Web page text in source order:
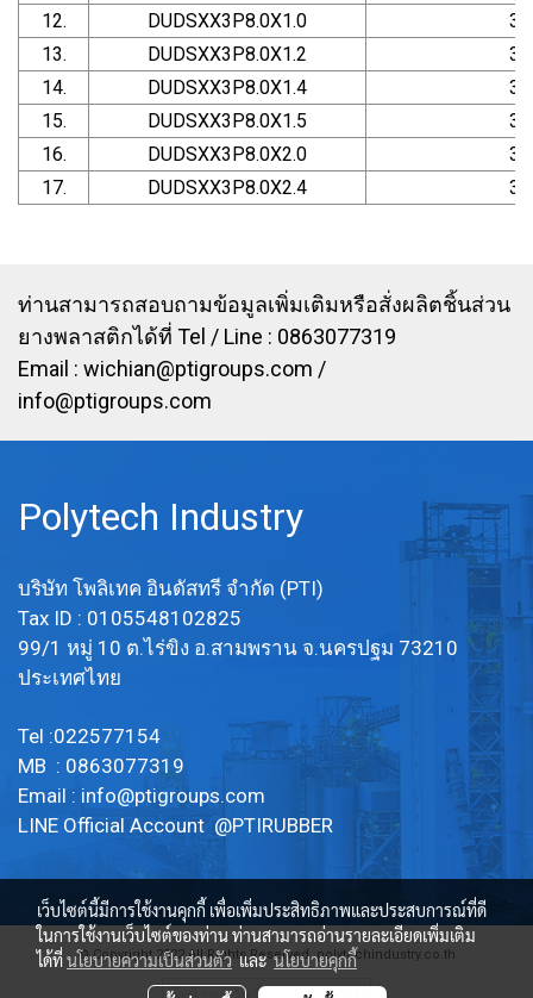
12.
DUDSXX3P8.0X1.0
3
13.
DUDSXX3P8.0X1.2
3
14.
DUDSXX3P8.0X1.4
3
15.
DUDSXX3P8.0X1.5
3
16.
DUDSXX3P8.0X2.0
3
17.
DUDSXX3P8.0X2.4 3
ท่านสามารถสอบถามข้อมูลเพิ่มเติมหรือสั่งผลิตชิ้นส่วน
ยางพลาสติกได้ที่ Tel / Line : 0863077319
Email : wichian@ptigroups.com /
info@ptigroups.com
Polytech Industry
บริษัท โพลิเทค อินดัสทรี จำกัด (PTI)
Tax ID : 0105548102825
99/1 หมู่ 10 ต.ไร่ขิง อ.สามพราน จ.นครปฐม 73210
ประเทศไทย
Tel :022577154
MB : 0863077319
Email : info@ptigroups.com
LINE Official Account @PTIRUBBER
© Copyright 2022 All Rights Reserved. polytechindustry.co.th
เว็บไซต์นี้มีการใช้งานคุกกี้ เพื่อเพิ่มประสิทธิภาพและประสบการณ์ที่ดี
ในการใช้งานเว็บไซต์ของท่าน ท่านสามารถอ่านรายละเอียดเพิ่มเติม
ได้ที่นโยบายความเป็นส่วนตัวและนโยบายคุกกี้